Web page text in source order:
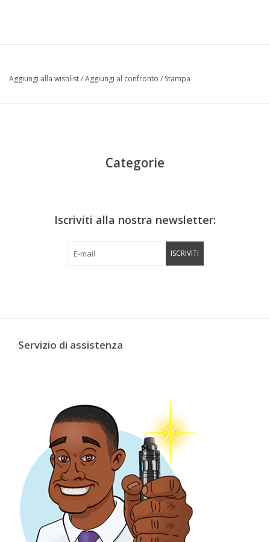
Aggiungi alla wishlist/Aggiungi al confronto / Stampa
Categorie
Iscriviti alla nostra newsletter:
ISCRIVITI
Servizio di assistenza